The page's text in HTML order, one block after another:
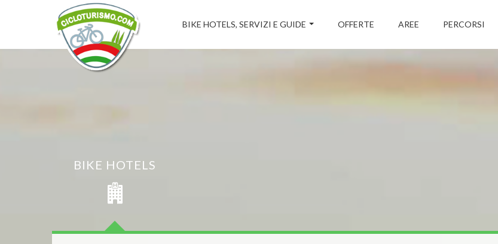
BIKE HOTELS, SERVIZI E GUIDE OFFERTE AREE PERCORSI
BIKE HOTELS